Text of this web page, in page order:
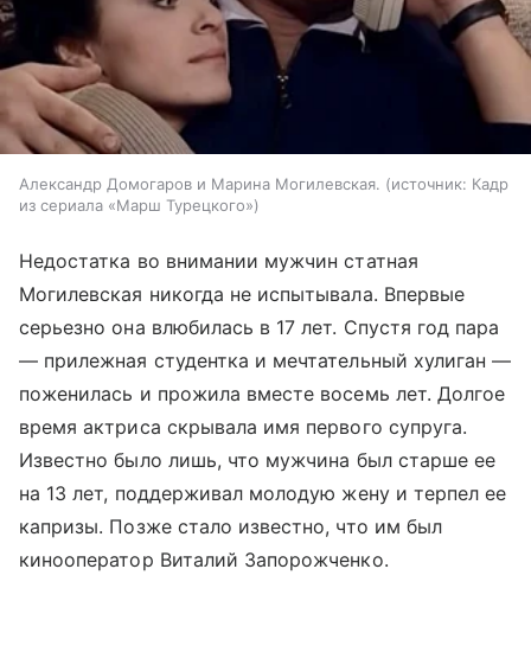
Александр Домогаров и Марина Могилевская. источник: Кадр
из сериала «Марш Турецкого»
Недостатка во внимании мужчин статная
Могилевская никогда не испытывала. Впервые
серьезно она влюбилась в 17 лет. Спустя год пара
— прилежная студентка и мечтательный хулиган —
поженилась и прожила вместе восемь лет. Долгое
время актриса скрывала имя первого супруга.
Известно было лишь, что мужчина был старше ее
на 13 лет, поддерживал молодую жену и терпел ее
капризы. Позже стало известно, что им был
кинооператор Виталий Запорожченко.